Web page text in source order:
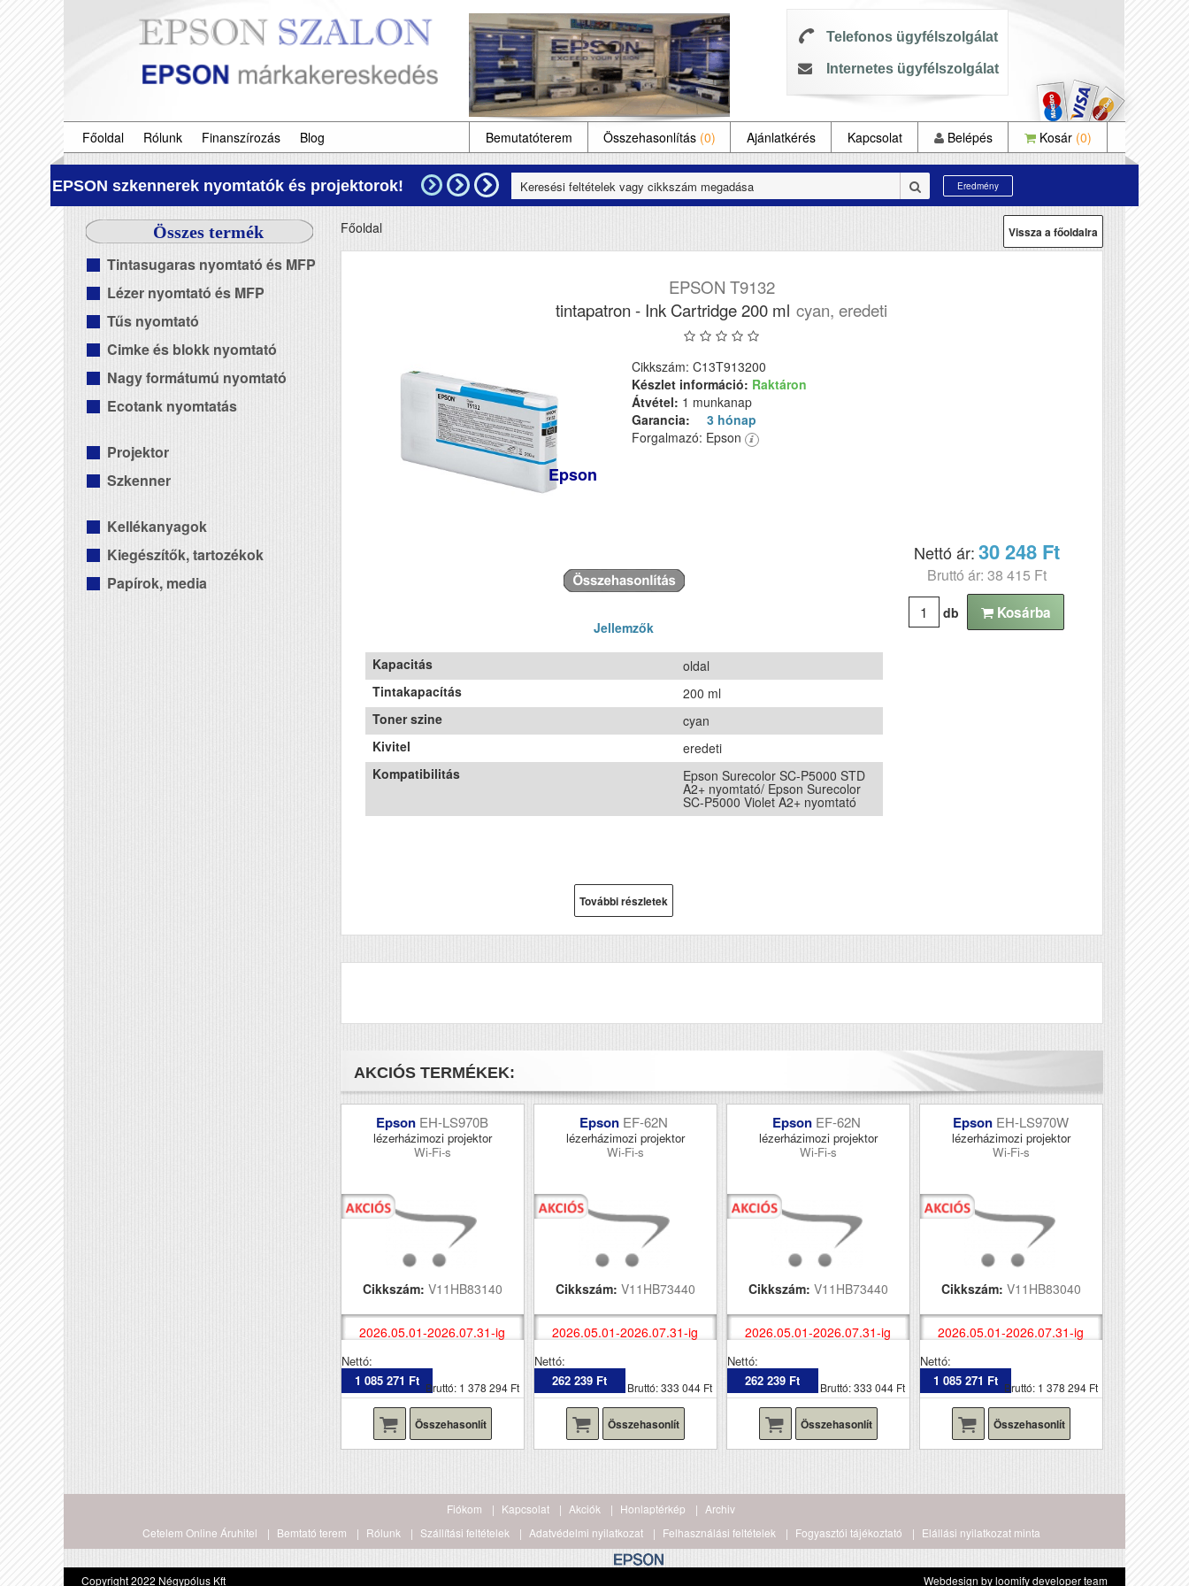
Telefonos ügyfélszolgálat
Internetes ügyfélszolgálat
Főoldal Rólunk Finanszírozás Blog Bemutatóterem Összehasonlítás (0) Ajánlatkérés Kapcsolat Belépés Kosár (0)
EPSON szkennerek nyomtatók és projektorok! Eredmény
Összes termék
Tintasugaras nyomtató és MFP
Lézer nyomtató és MFP
Tűs nyomtató
Cimke és blokk nyomtató
Nagy formátumú nyomtató
Ecotank nyomtatás
Projektor
Szkenner
Kellékanyagok
Kiegészítők, tartozékok
Papírok, media
Vissza a főoldalra
Főoldal
EPSON T9132
tintapatron - Ink Cartridge 200 ml cyan, eredeti
Epson
Cikkszám: C13T913200
Készlet információ: Raktáron
Átvétel: 1 munkanap
Garancia:
3 hónap
Forgalmazó: Epson
Jellemzők
Kapacitás
oldal
Tintakapacítás
200 ml
Toner szine
cyan
Kivitel
eredeti
Kompatibilitás
Epson Surecolor SC-P5000 STD
A2+ nyomtató/ Epson Surecolor
SC-P5000 Violet A2+ nyomtató
További részletek
Nettó ár:30 248 Ft
Bruttó ár: 38 415 Ft
db Kosárba
AKCIÓS TERMÉKEK:
Epson EH-LS970B
lézerházimozi projektor
Wi-Fi-s
Cikkszám: V11HB83140
2026.05.01-2026.07.31-ig
Nettó:
1 085 271 Ft Bruttó: 1 378 294 Ft
Összehasonlít
Epson EF-62N
lézerházimozi projektor
Wi-Fi-s
Cikkszám: V11HB73440
2026.05.01-2026.07.31-ig
Nettó:
262 239 Ft
Bruttó: 333 044 Ft
Összehasonlít
Epson EF-62N
lézerházimozi projektor
Wi-Fi-s
Cikkszám: V11HB73440
2026.05.01-2026.07.31-ig
Nettó:
262 239 Ft
Bruttó: 333 044 Ft
Összehasonlít
Epson EH-LS970W
lézerházimozi projektor
Wi-Fi-s
Cikkszám: V11HB83040
2026.05.01-2026.07.31-ig
Nettó:
1 085 271 Ft Bruttó: 1 378 294 Ft
Összehasonlít
Fiókom Kapcsolat Akciók Honlaptérkép
Archiv
Cetelem Online Áruhitel
Bemtató terem Rólunk Szállítási feltételek Adatvédelmi nyilatkozat Felhasználási feltételek Fogyasztói tájékoztató Elállási nyilatkozat minta
Copyright 2022 Négypólus Kft Webdesign by loomify developer team